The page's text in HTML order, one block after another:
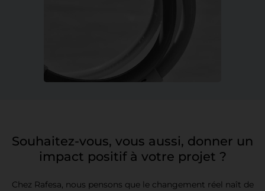
Souhaitez-vous, vous aussi, donner un
impact positif à votre projet ?
Chez Rafesa, nous pensons que le changement réel naît de